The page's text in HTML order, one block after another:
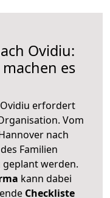
Ovidiu:
es
erfordert
Vom
nach
Familien
werden.
kann dabei
Checkliste